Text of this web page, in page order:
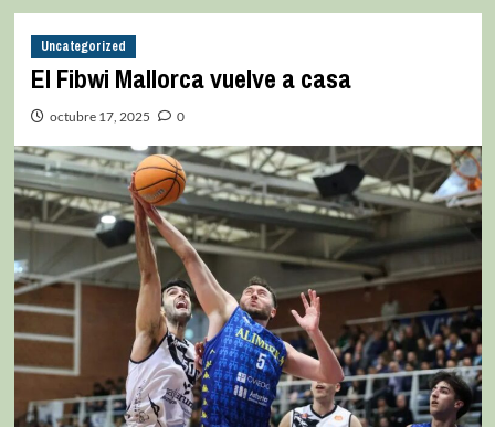
Uncategorized
El Fibwi Mallorca vuelve a casa
octubre 17, 2025 0